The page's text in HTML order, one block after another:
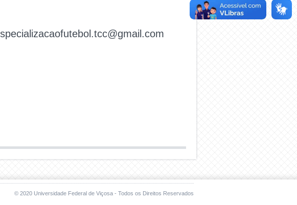
© 2020 Universidade Federal de Viçosa - Todos os Direitos Reservados